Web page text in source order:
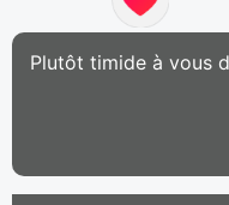
Plutôt timide à vous